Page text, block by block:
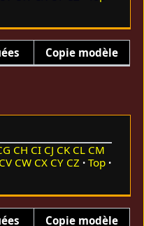
Copie modèle
CH CI CJ CK CL CM
CV CW CX CY CZ
Top
Copie modèle